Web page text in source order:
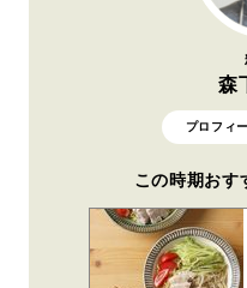
森
プロフィ
この時期おす